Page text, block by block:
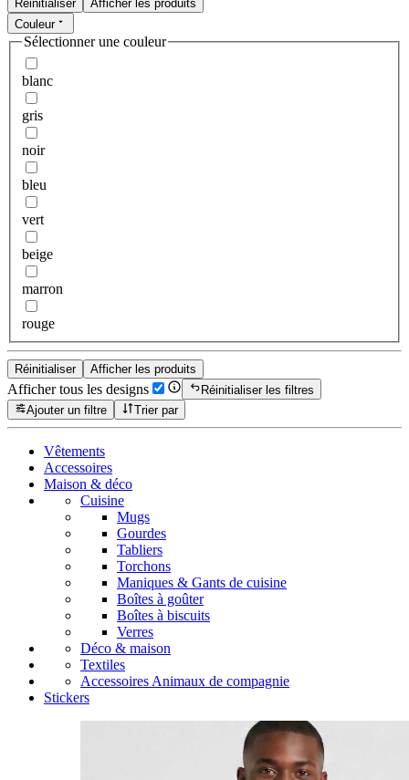
Réinitialiser
Afficher les produits
Couleur
Sélectionner une couleur
blanc
gris
noir
bleu
vert
beige
marron
rouge
Réinitialiser Afficher les produits
Afficher tous les designs
Réinitialiser les filtres
Ajouter un filtre
Trier par
Vêtements
Accessoires
Maison & déco
Cuisine
Mugs
Gourdes
Tabliers
Torchons
Maniques & Gants de cuisine
Boîtes à goûter
Boîtes à biscuits
Verres
Déco & maison
Textiles
Accessoires Animaux de compagnie
Stickers